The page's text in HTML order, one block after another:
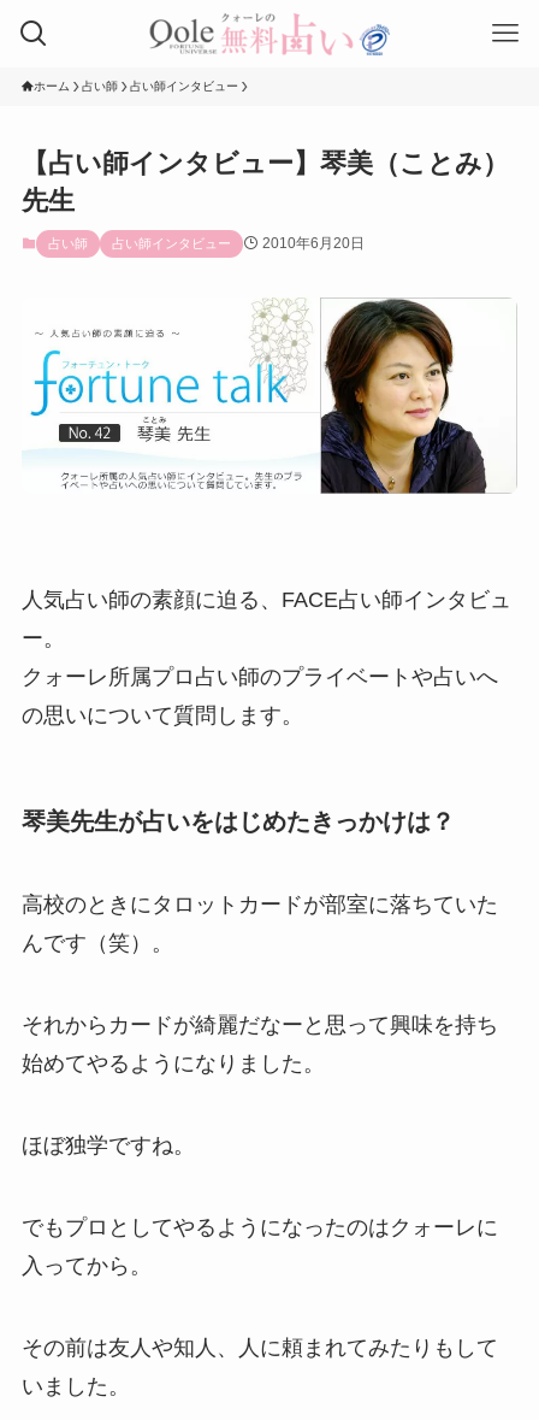
ホーム 占い師 占い師インタビュー
【占い師インタビュー】琴美（ことみ）
先生
占い師 占い師インタビュー 2010年6月20日
人気占い師の素顔に迫る、FACE占い師インタビュ
ー。
クォーレ所属プロ占い師のプライベートや占いへ
の思いについて質問します。
琴美先生が占いをはじめたきっかけは？
高校のときにタロットカードが部室に落ちていた
んです（笑）。
それからカードが綺麗だなーと思って興味を持ち
始めてやるようになりました。
ほぼ独学ですね。
でもプロとしてやるようになったのはクォーレに
入ってから。
その前は友人や知人、人に頼まれてみたりもして
いました。